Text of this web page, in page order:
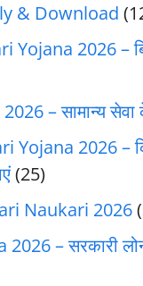
& Download
Yojana 2026 –
– सामान्य सेवा
Yojana 2026 –
(25)
Naukari 2026
2026 – सरकारी